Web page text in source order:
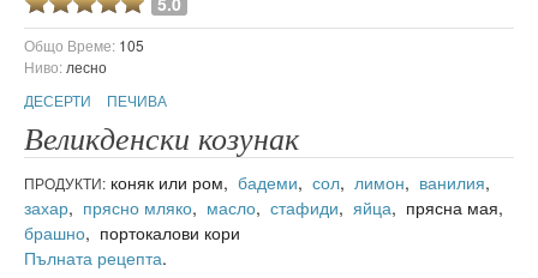
Общо Време: 105
Ниво: лесно
ДЕСЕРТИ
ПЕЧИВА
Великденски козунак
ПРОДУКТИ: коняк или ром, бадеми, сол, лимон, ванилия,
захар, прясно мляко, масло, стафиди, яйца, прясна мая,
брашно, портокалови кори
Пълната рецепта.